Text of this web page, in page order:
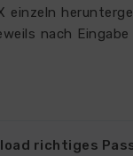
einzeln
nach
richtiges